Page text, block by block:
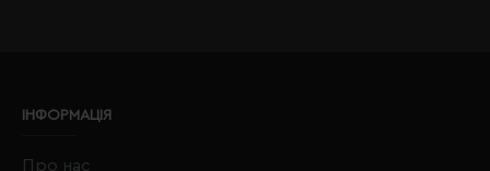
ІНФОРМАЦІЯ
Про нас